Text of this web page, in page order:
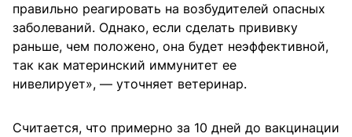
правильно реагировать на возбудителей опасных
заболеваний. Однако, если сделать прививку
раньше, чем положено, она будет неэффективной,
так как материнский иммунитет ее
нивелирует», — уточняет ветеринар.
Считается, что примерно за 10 дней до вакцинации